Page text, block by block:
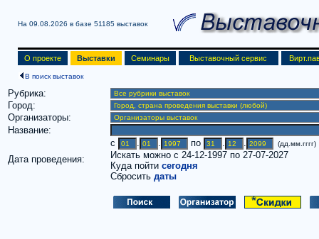
На 09.08.2026 в базе 51185 выставок
О проекте Выставки Семинары Выставочный сервис
В поиск выставок
Рубрика:
Город:
Организаторы:
Название:
Дата проведения:
c . . по . . (дд.мм.гггг)
Искать можно с 24-12-1997 по 27-07-2027
Куда пойти сегодня
Сбросить даты